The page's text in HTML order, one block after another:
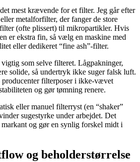
mest krævende for et filter. Jeg går efter
metalforfilter, der fanger de store
(ofte plissert) til mikropartikler. Hvis
er ekstra fin, så vælg en maskine med
eller dedikeret “fine ash”-filter.
som selve filteret. Lågpakninger,
solide, så undertryk ikke suger falsk luft.
filterposer i ikke-vævet
og gør tømning renere.
eller manuel filterryst (en “shaker”
sugestyrke under arbejdet. Det
og gør en synlig forskel midt i
og beholderstørrelse